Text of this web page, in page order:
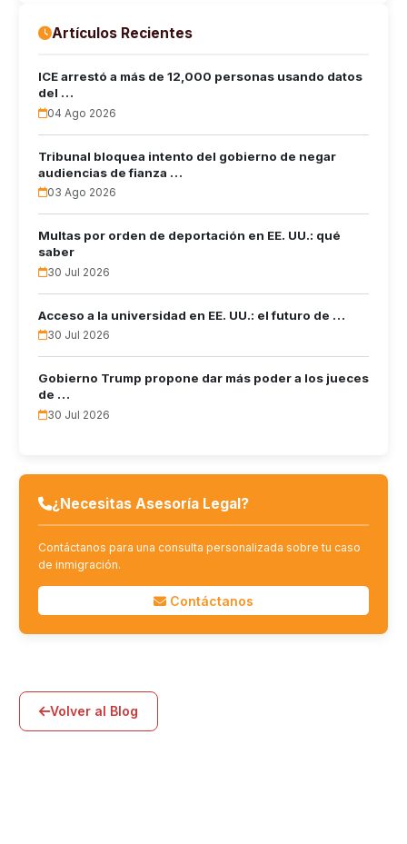
Artículos Recientes
ICE arrestó a más de 12,000 personas usando datos
del …
04 Ago 2026
Tribunal bloquea intento del gobierno de negar
audiencias de fianza …
03 Ago 2026
Multas por orden de deportación en EE. UU.: qué
saber
30 Jul 2026
Acceso a la universidad en EE. UU.: el futuro de …
30 Jul 2026
Gobierno Trump propone dar más poder a los jueces
de …
30 Jul 2026
¿Necesitas Asesoría Legal?
Contáctanos para una consulta personalizada sobre tu caso
de inmigración.
Contáctanos
Volver al Blog